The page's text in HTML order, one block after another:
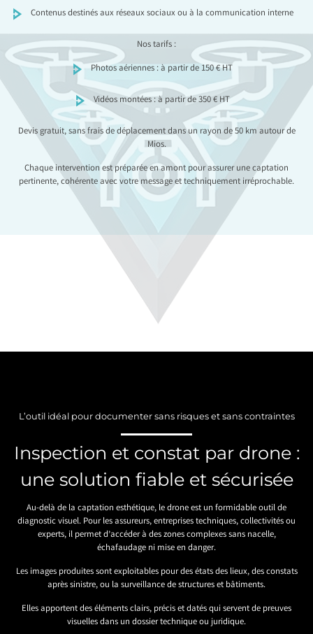
Contenus destinés aux réseaux sociaux ou à la communication interne
Nos tarifs :
Photos aériennes : à partir de 150 € HT
Vidéos montées : à partir de 350 € HT
Devis gratuit, sans frais de déplacement dans un rayon de 50 km autour de
Mios.
Chaque intervention est préparée en amont pour assurer une captation
pertinente, cohérente avec votre message et techniquement irréprochable.
L’outil idéal pour documenter sans risques et sans contraintes
Inspection et constat par drone :
une solution fiable et sécurisée
Au-delà de la captation esthétique, le drone est un formidable outil de
diagnostic visuel. Pour les assureurs, entreprises techniques, collectivités ou
experts, il permet d’accéder à des zones complexes sans nacelle,
échafaudage ni mise en danger.
Les images produites sont exploitables pour des états des lieux, des constats
après sinistre, ou la surveillance de structures et bâtiments.
Elles apportent des éléments clairs, précis et datés qui servent de preuves
visuelles dans un dossier technique ou juridique.